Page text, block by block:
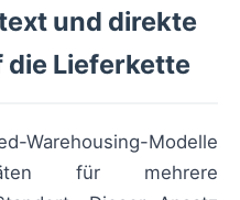
und direkte
Lieferkette
Warehousing-Modelle
für mehrere